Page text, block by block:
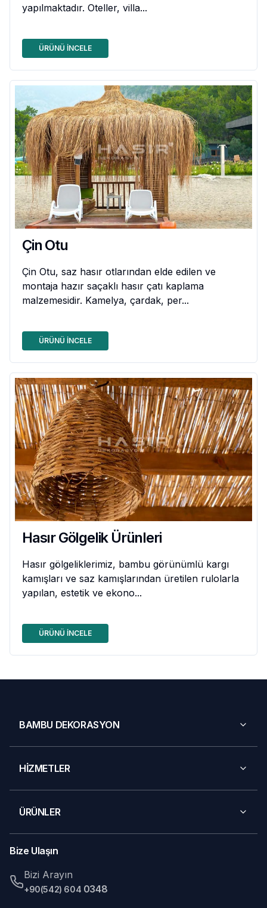
yapılmaktadır. Oteller, villa...
ÜRÜNÜ İNCELE
Çin Otu
Çin Otu, saz hasır otlarından elde edilen ve
montaja hazır saçaklı hasır çatı kaplama
malzemesidir. Kamelya, çardak, per...
ÜRÜNÜ İNCELE
Hasır Gölgelik Ürünleri
Hasır gölgeliklerimiz, bambu görünümlü kargı
kamışları ve saz kamışlarından üretilen rulolarla
yapılan, estetik ve ekono...
ÜRÜNÜ İNCELE
BAMBU DEKORASYON
HİZMETLER
ÜRÜNLER
Bize Ulaşın
Bizi Arayın
+90(542) 604 0348